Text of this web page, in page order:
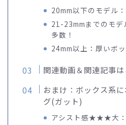
20mm以下のモデル
21-23mmまでのモデ
多数！
24mm以上：厚いボ
関連動画＆関連記事は
おまけ：ボックス系
グ(ガット)
アシスト感★★★大：